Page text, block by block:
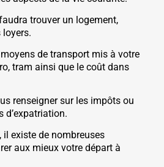
trouver un logement,
loyers.
de transport mis à votre
tram ainsi que le coût dans
renseigner sur les impôts ou
d’expatriation.
il existe de nombreuses
aux mieux votre départ à